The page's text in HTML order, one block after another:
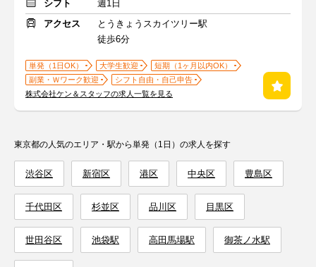
シフト
週1日
アクセス
とうきょうスカイツリー駅
徒歩6分
単発（1日OK） 大学生歓迎
短期（1ヶ月以内OK）
副業・Ｗワーク歓迎
シフト自由・自己申告
株式会社ケン＆スタッフの求人一覧を見る
東京都の人気のエリア・駅から単発（1日）の求人を探す
渋谷区 新宿区 港区 中央区 豊島区
千代田区 杉並区 品川区 目黒区
世田谷区 池袋駅 高田馬場駅 御茶ノ水駅